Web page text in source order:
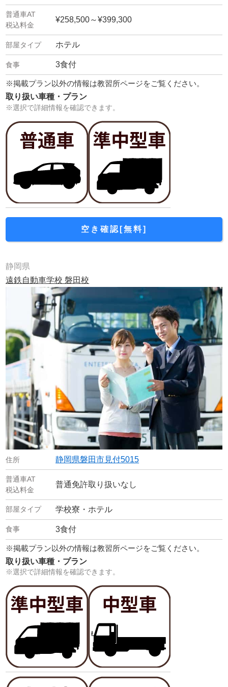
¥258,500～¥399,300
ホテル
3食付
※掲載プラン以外の情報は教習所ページをご覧ください。
取り扱い車種・プラン
※選択で詳細情報を確認できます。
空き確認[無料]
静岡県
遠鉄自動車学校 磐田校
静岡県磐田市見付5015
普通免許取り扱いなし
学校寮・ホテル
3食付
※掲載プラン以外の情報は教習所ページをご覧ください。
取り扱い車種・プラン
※選択で詳細情報を確認できます。